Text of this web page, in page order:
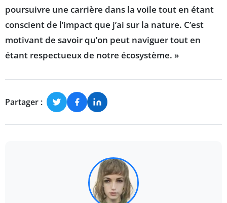
poursuivre une carrière dans la voile tout en étant
conscient de l’impact que j’ai sur la nature. C’est
motivant de savoir qu’on peut naviguer tout en
étant respectueux de notre écosystème. »
Partager :